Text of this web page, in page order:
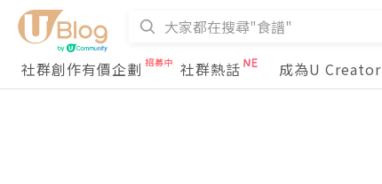
社群創作有價企劃 社群熱話 成為U Creator